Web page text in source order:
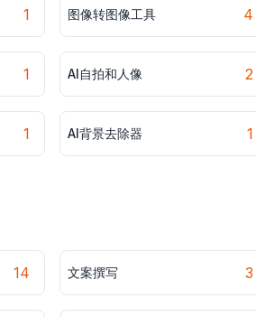
1 图像转图像工具 4
1 AI自拍和人像 2
1 AI背景去除器 1
14 文案撰写 3